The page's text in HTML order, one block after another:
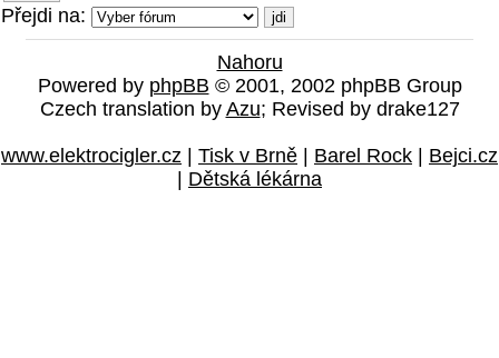
Přejdi na:
Nahoru
Powered by phpBB © 2001, 2002 phpBB Group
Czech translation by Azu; Revised by drake127
www.elektrocigler.cz Tisk v Brně Barel Rock
Bejci.cz
Dětská lékárna